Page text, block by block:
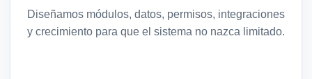
Diseñamos módulos, datos, permisos, integraciones
y crecimiento para que el sistema no nazca limitado.